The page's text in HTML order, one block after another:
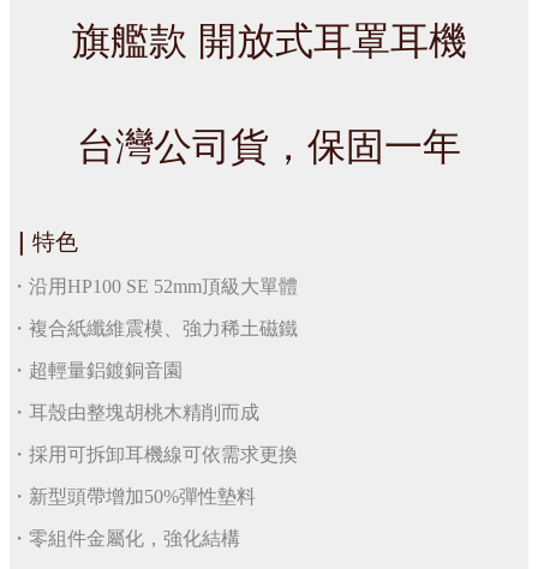
旗艦款 開放式耳罩耳機
台灣公司貨，保固一年
特色
・沿用HP100 SE 52mm頂級大單體
・複合紙纖維震模、強力稀土磁鐵
・超輕量鋁鍍銅音園
・耳殼由整塊胡桃木精削而成
・採用可拆卸耳機線可依需求更換
・新型頭帶增加50%彈性墊料
・零組件金屬化，強化結構